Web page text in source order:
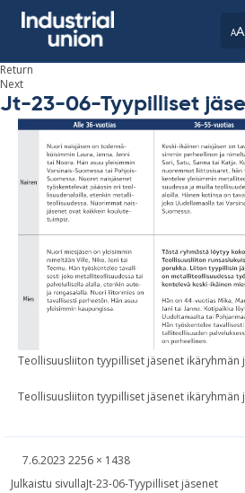
AA
Return
Next
Jt-23-06-Tyypilliset
Teo­l­lisuusliiton tyypil­liset jäsenet ikäryh­män
Teollisuusliiton tyypilliset jäsenet ikäryhmän
Written
7.6.2023 Fullsized
2256 × 1438
Post
Julkaistu sivullaJt-23-06-Tyypilliset jäsenet